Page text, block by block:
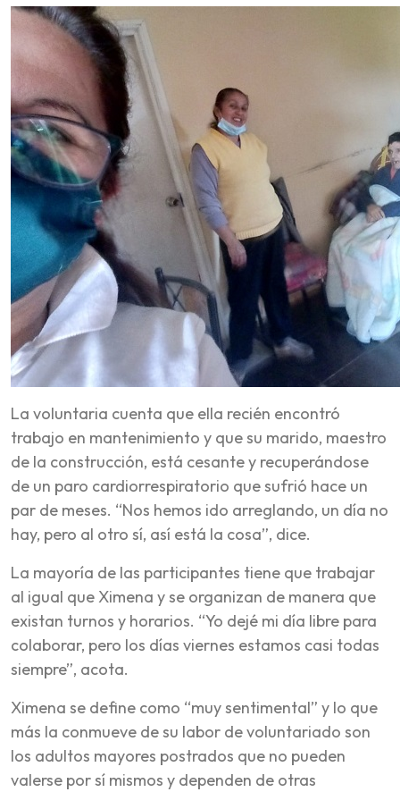
La voluntaria cuenta que ella recién encontró
trabajo en mantenimiento y que su marido, maestro
de la construcción, está cesante y recuperándose
de un paro cardiorrespiratorio que sufrió hace un
par de meses. “Nos hemos ido arreglando, un día no
hay, pero al otro sí, así está la cosa”, dice.
La mayoría de las participantes tiene que trabajar
al igual que Ximena y se organizan de manera que
existan turnos y horarios. “Yo dejé mi día libre para
colaborar, pero los días viernes estamos casi todas
siempre”, acota.
Ximena se define como “muy sentimental” y lo que
más la conmueve de su labor de voluntariado son
los adultos mayores postrados que no pueden
valerse por sí mismos y dependen de otras